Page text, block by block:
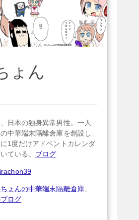
ょん
日本の独身異常男性。一人
中華端末隔離倉庫を創設し
1度だけアドベントカレンダ
ている。 ブログ
ょんの中華端末隔離倉庫、
ログ